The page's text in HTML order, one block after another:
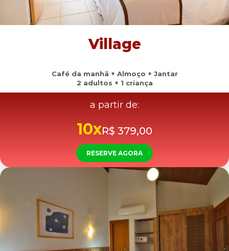
Village
Café da manhã + Almoço + Jantar
2 adultos + 1 criança
a partir de:
10xR$ 379,00
RESERVE AGORA